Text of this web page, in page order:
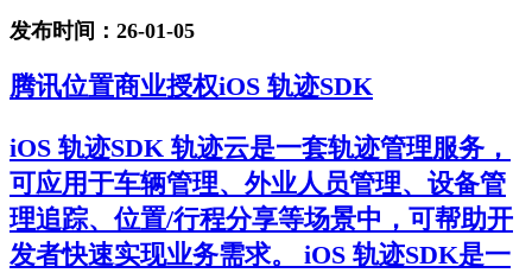
发布时间：26-01-05
腾讯位置商业授权iOS 轨迹SDK
iOS 轨迹SDK 轨迹云是一套轨迹管理服务，
可应用于车辆管理、外业人员管理、设备管
理追踪、位置/行程分享等场景中，可帮助开
发者快速实现业务需求。 iOS 轨迹SDK是一